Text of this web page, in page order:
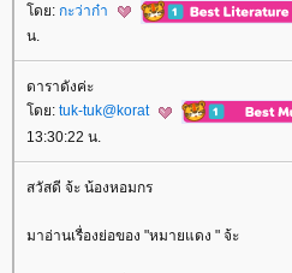
ดย: กะว่าก๋า
น.
ดาราดังค่ะ
ดย: tuk-tuk@korat
13:30:22 น.
สวัสดี จ้ะ น้องหอมกร
มาอ่านเรื่องย่อของ "หมายแดง " จ้ะ